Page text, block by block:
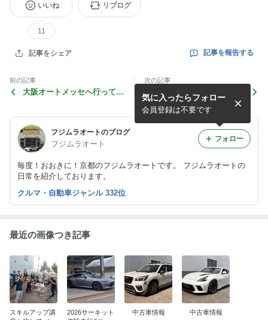
いいね
11
リブログ
記事をシェア 記事を報告する
前の記事
大阪オートメッセへ行ってき
次の記事
フジムラオートのブログ
フジムラオート
毎度！おおきに！京都のフジムラオートです。 フジムラオートの
日常を紹介しております。
気に入ったらフォロー
会員登録は不要です
フォロー
クルマ・自動車ジャンル 332位
最近の画像つき記事
スキルアップ講
2026サーキット
中古車情報 中古車情報